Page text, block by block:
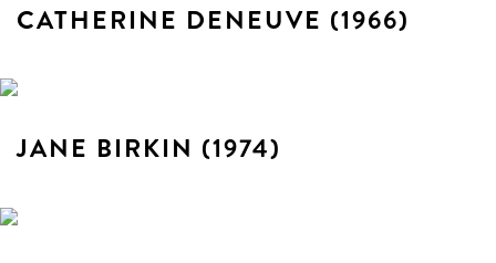
CATHERINE DENEUVE (1966)
JANE BIRKIN (1974)